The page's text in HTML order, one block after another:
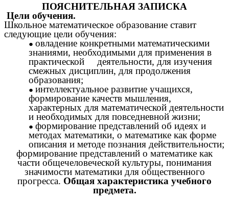
ПОЯСНИТЕЛЬНАЯ ЗАПИСКА
Цели обучения.
Школьное математическое образование ставит
следующие цели обучения:
овладение конкретными математическими
знаниями, необходимыми для применения в
практической деятельности, для изучения
смежных дисциплин, для продолжения
образования;
интеллектуальное развитие учащихся,
формирование качеств мышления,
характерных для математической деятельности
и необходимых для повседневной жизни;
формирование представлений об идеях и
методах математики, о математике как форме
описания и методе познания действительности;
формирование представлений о математике как
части общечеловеческой культуры, понимания
значимости математики для общественного
прогресса. Общая характеристика учебного
предмета.